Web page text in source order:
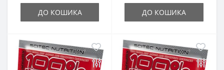
ДО КОШИКА ДО КОШИКА